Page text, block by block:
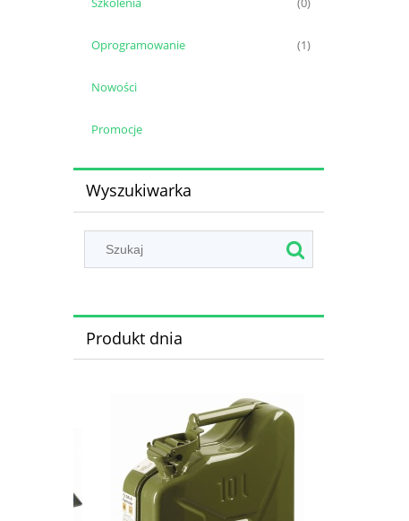
Oprogramowanie (1)
Nowości
Promocje
Wyszukiwarka
Produkt dnia